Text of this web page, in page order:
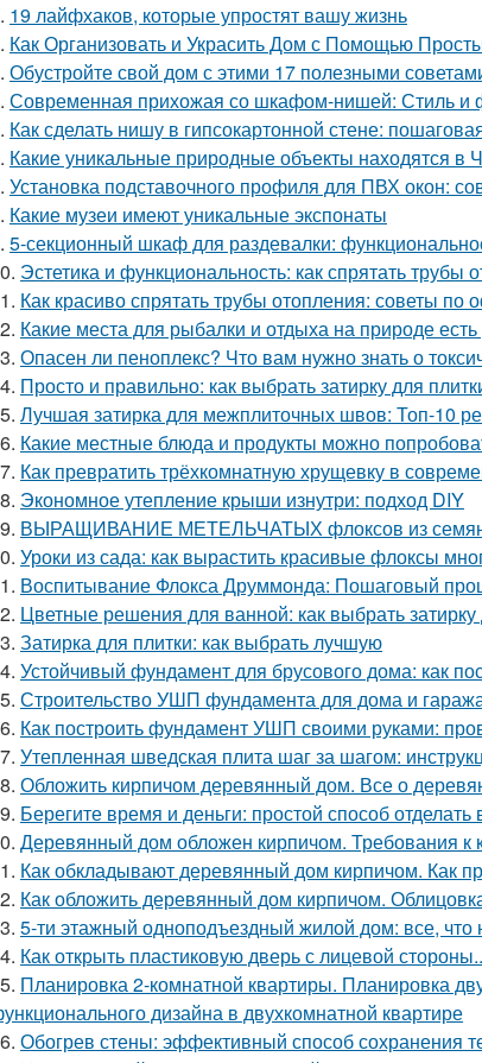
19 лайфхаков, которые упростят вашу жизнь
Как Организовать и Украсить Дом с Помощью
Обустройте свой дом с этими 17 полезными
Современная прихожая со шкафом-нишей: Стиль и
Как сделать нишу в гипсокартонной стене:
Какие уникальные природные объекты находятся в
Установка подставочного профиля для ПВХ окон:
Какие музеи имеют уникальные экспонаты
5-секционный шкаф для раздевалки:
Эстетика и функциональность: как спрятать трубы
Как красиво спрятать трубы отопления: советы
Какие места для рыбалки и отдыха на природе
Опасен ли пеноплекс? Что вам нужно знать о
Просто и правильно: как выбрать затирку для
Лучшая затирка для межплиточных швов: Топ-10
Какие местные блюда и продукты можно
Как превратить трёхкомнатную хрущевку в
Экономное утепление крыши изнутри: подход DIY
ВЫРАЩИВАНИЕ МЕТЕЛЬЧАТЫХ флоксов из семян:
Уроки из сада: как вырастить красивые флоксы
Воспитывание Флокса Друммонда: Пошаговый
Цветные решения для ванной: как выбрать затирку
Затирка для плитки: как выбрать лучшую
Устойчивый фундамент для брусового дома: как
Строительство УШП фундамента для дома и
Как построить фундамент УШП своими руками:
Утепленная шведская плита шаг за шагом:
Обложить кирпичом деревянный дом. Все о
Берегите время и деньги: простой способ
Деревянный дом обложен кирпичом. Требования к
Как обкладывают деревянный дом кирпичом. Как
Как обложить деревянный дом кирпичом.
5-ти этажный одноподъездный жилой дом: все, что
Как открыть пластиковую дверь с лицевой
Планировка 2-комнатной квартиры. Планировка
дизайна в двухкомнатной квартире
Обогрев стены: эффективный способ сохранения